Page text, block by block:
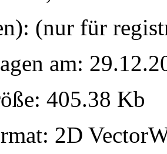
(nur für
am:
405.38 Kb
2D